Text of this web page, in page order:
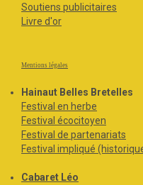
Soutiens publicitaires
Livre d'or
Mentions légales
Hainaut Belles Bretelles
Festival en herbe
Festival écocitoyen
Festival de partenariats
Festival impliqué
Cabaret Léo